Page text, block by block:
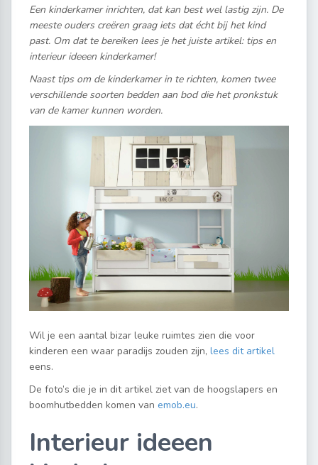
Een kinderkamer inrichten, dat kan best wel lastig zijn. De
meeste ouders creëren graag iets dat écht bij het kind
past. Om dat te bereiken lees je het juiste artikel: tips en
interieur ideeen kinderkamer!
Naast tips om de kinderkamer in te richten, komen twee
verschillende soorten bedden aan bod die het pronkstuk
van de kamer kunnen worden.
Wil je een aantal bizar leuke ruimtes zien die voor
kinderen een waar paradijs zouden zijn, lees dit artikel
eens.
De foto’s die je in dit artikel ziet van de hoogslapers en
boomhutbedden komen van emob.eu.
Interieur ideeen